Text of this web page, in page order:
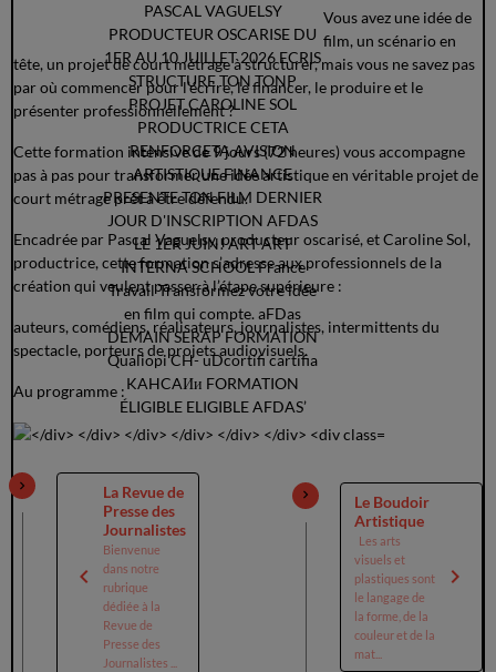
Vous avez une idée de
film, un scénario en
tête, un projet de court métrage à structurer, mais vous ne savez pas
par où commencer pour l’écrire, le financer, le produire et le
présenter professionnellement ?
Cette formation intensive de 9 jours (72 heures) vous accompagne
pas à pas pour transformer une idée artistique en véritable projet de
court métrage prêt à être défendu.
Encadrée par Pascal Vaguelsy, producteur oscarisé, et Caroline Sol,
productrice, cette formation s’adresse aux professionnels de la
création qui veulent passer à l’étape supérieure :
auteurs, comédiens, réalisateurs, journalistes, intermittents du
spectacle, porteurs de projets audiovisuels.
Au programme :
La Revue de
Presse des
Journalistes
Bienvenue
dans notre
rubrique
dédiée à la
Revue de
Presse des
Journalistes ...
Le Boudoir
Artistique
Les arts
visuels et
plastiques sont
le langage de
la forme, de la
couleur et de la
mat...